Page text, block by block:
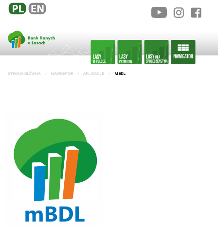
STRONA GŁÓWNA NAWIGATOR APLIKACJE MBDL